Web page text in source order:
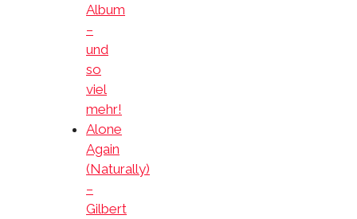
Album
–
und
so
viel
mehr!
Alone
Again
(Naturally)
–
Gilbert